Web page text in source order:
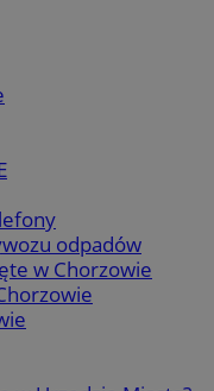
odpadów
w Chorzowie